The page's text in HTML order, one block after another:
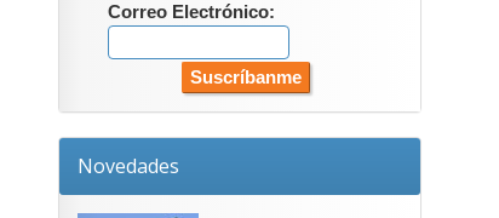
Correo Electrónico:
Novedades